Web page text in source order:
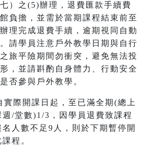
）之(5)辦理，退費匯款手續費
負擔，並需於當期課程結束前至
理完成退費手續， 逾期視同自動
。請學員注意戶外教學日期與自行
旅平險期間勿衝突，避免無法投
，並請斟酌自身體力、行動安全
否參與戶外教學。
實際開課日起，至已滿全期(總上
週/堂數)1/3，因學員退費致課程
名人數不足9人，則於下期暫停開
課程。